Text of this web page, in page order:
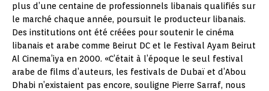
plus d’une centaine de professionnels libanais qualifiés sur
le marché chaque année, poursuit le producteur libanais.
Des institutions ont été créées pour soutenir le cinéma
libanais et arabe comme Beirut DC et le Festival Ayam Beirut
Al Cinema’iya en 2000. «C’était à l’époque le seul festival
arabe de films d’auteurs, les festivals de Dubaï et d’Abou
Dhabi n’existaient pas encore, souligne Pierre Sarraf, nous